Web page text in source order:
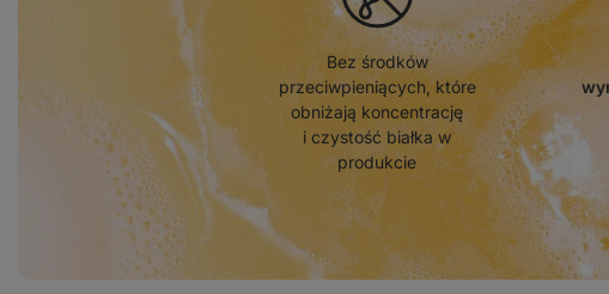
Bez środków
przeciwpieniących, które
obniżają koncentrację
i czystość białka w
produkcie